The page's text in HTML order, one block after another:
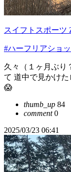
スイフトスポーツ
#ハーフリアショッ
久々（１ヶ月ぶり
て 道中で見かけ
😱
thumb_up 84
comment0
2025/03/23 06:41